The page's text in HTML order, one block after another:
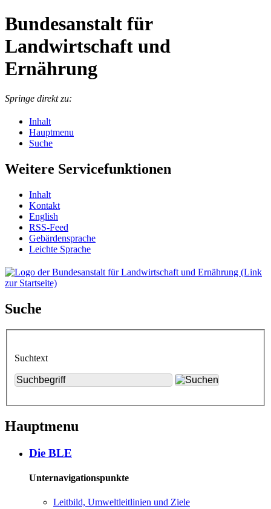
Bundesanstalt für
Landwirtschaft und
Ernährung
Springe direkt zu:
Inhalt
Hauptmenu
Suche
Weitere Servicefunktionen
In­halt
Kon­takt
English
RSS-Feed
Ge­bär­den­spra­che
Leich­te Spra­che
Suche
Suchtext
Hauptmenu
Die BLE
Unternavigationspunkte
Leit­bild, Um­welt­leit­li­ni­en und Zie­le